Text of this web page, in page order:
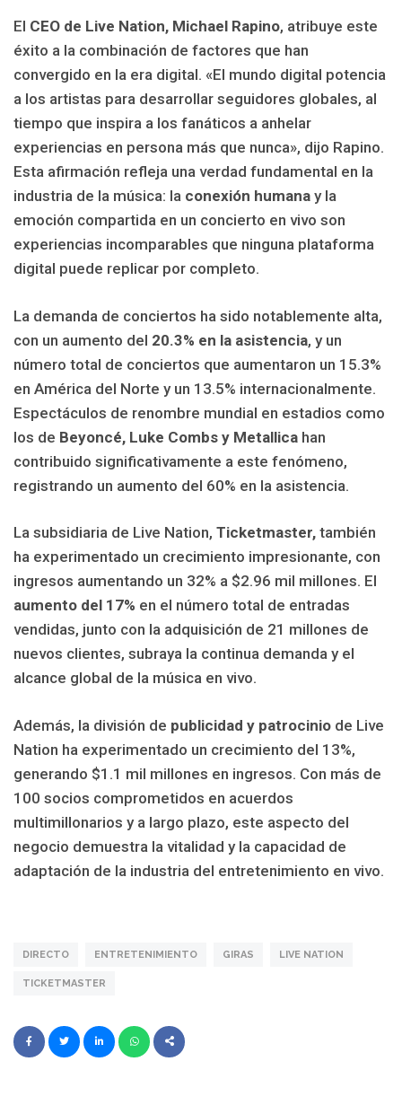
El CEO de Live Nation, Michael Rapino, atribuye este
éxito a la combinación de factores que han
convergido en la era digital. «El mundo digital potencia
a los artistas para desarrollar seguidores globales, al
tiempo que inspira a los fanáticos a anhelar
experiencias en persona más que nunca», dijo Rapino.
Esta afirmación refleja una verdad fundamental en la
industria de la música: la conexión humana y la
emoción compartida en un concierto en vivo son
experiencias incomparables que ninguna plataforma
digital puede replicar por completo.
La demanda de conciertos ha sido notablemente alta,
con un aumento del 20.3% en la asistencia, y un
número total de conciertos que aumentaron un 15.3%
en América del Norte y un 13.5% internacionalmente.
Espectáculos de renombre mundial en estadios como
los de Beyoncé, Luke Combs y Metallica han
contribuido significativamente a este fenómeno,
registrando un aumento del 60% en la asistencia.
La subsidiaria de Live Nation, Ticketmaster, también
ha experimentado un crecimiento impresionante, con
ingresos aumentando un 32% a $2.96 mil millones. El
aumento del 17% en el número total de entradas
vendidas, junto con la adquisición de 21 millones de
nuevos clientes, subraya la continua demanda y el
alcance global de la música en vivo.
Además, la división de publicidad y patrocinio de Live
Nation ha experimentado un crecimiento del 13%,
generando $1.1 mil millones en ingresos. Con más de
100 socios comprometidos en acuerdos
multimillonarios y a largo plazo, este aspecto del
negocio demuestra la vitalidad y la capacidad de
adaptación de la industria del entretenimiento en vivo.
DIRECTO ENTRETENIMIENTO GIRAS LIVE NATION
TICKETMASTER